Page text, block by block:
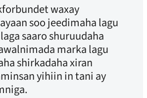
waxay
soo jeedimaha lagu
saaro shuruudaha
marka lagu
shirkadaha xiran
yihiin in tani ay